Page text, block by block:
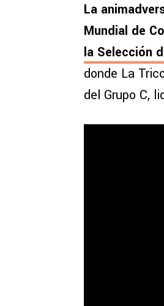
La
Mundial de
la Selección
donde La
del Grupo C,